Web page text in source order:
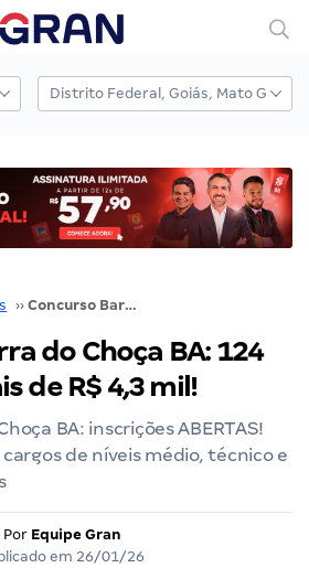
›› Concurso Barra do Choça BA: 124 vagas e iniciais de R$ 4,3 mil!
do Choça BA: 124
de R$ 4,3 mil!
BA: inscrições ABERTAS!
de níveis médio, técnico e
Por Equipe Gran
em 26/01/26